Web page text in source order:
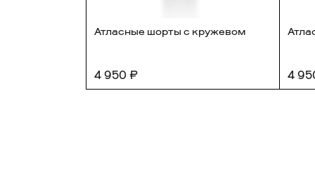
Атласные шорты с кружевом
4 950 ₽ 4